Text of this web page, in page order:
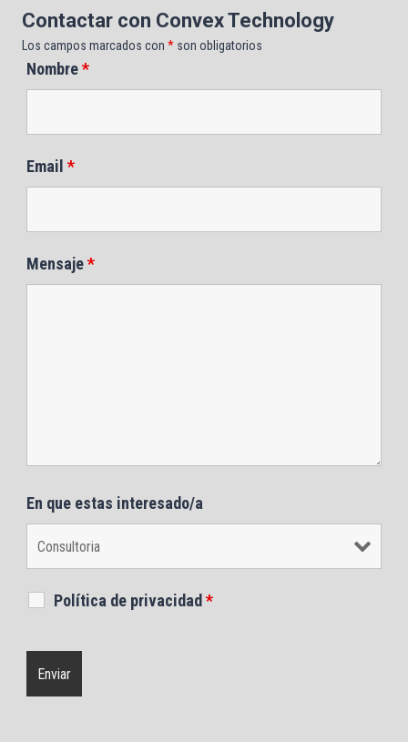
Contactar con Convex Technology
Los campos marcados con * son obligatorios
Nombre*
Email *
Mensaje*
En que estas interesado/a
Política de privacidad *